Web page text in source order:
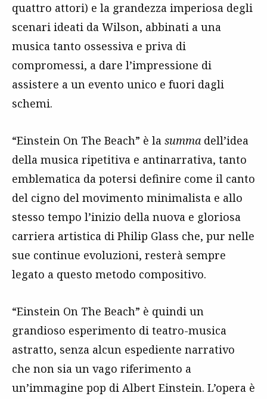
quattro attori) e la grandezza imperiosa degli
scenari ideati da Wilson, abbinati a una
musica tanto ossessiva e priva di
compromessi, a dare l’impressione di
assistere a un evento unico e fuori dagli
schemi.
“Einstein On The Beach” è la summa dell’idea
della musica ripetitiva e antinarrativa, tanto
emblematica da potersi definire come il canto
del cigno del movimento minimalista e allo
stesso tempo l’inizio della nuova e gloriosa
carriera artistica di Philip Glass che, pur nelle
sue continue evoluzioni, resterà sempre
legato a questo metodo compositivo.
“Einstein On The Beach” è quindi un
grandioso esperimento di teatro-musica
astratto, senza alcun espediente narrativo
che non sia un vago riferimento a
un’immagine pop di Albert Einstein. L’opera è